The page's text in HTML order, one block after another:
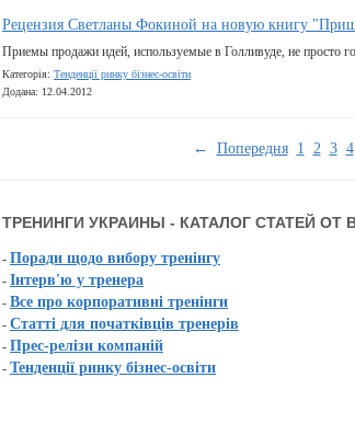
Рецензия Светланы Фокиной на новую книгу
Приемы продажи идей, используемые в Голливуде, не просто
Категорія: Тенденції ринку бізнес-освіти
Додана: 12.04.2012
← Попередня 1 2 3 4
ТРЕНИНГИ УКРАИНЫ - КАТАЛОГ СТАТЕЙ
- Поради щодо вибору тренінгу
- Інтерв'ю у тренера
- Все про корпоративні тренінги
- Статті для початківців тренерів
- Прес-релізи компаній
- Тенденції ринку бізнес-освіти